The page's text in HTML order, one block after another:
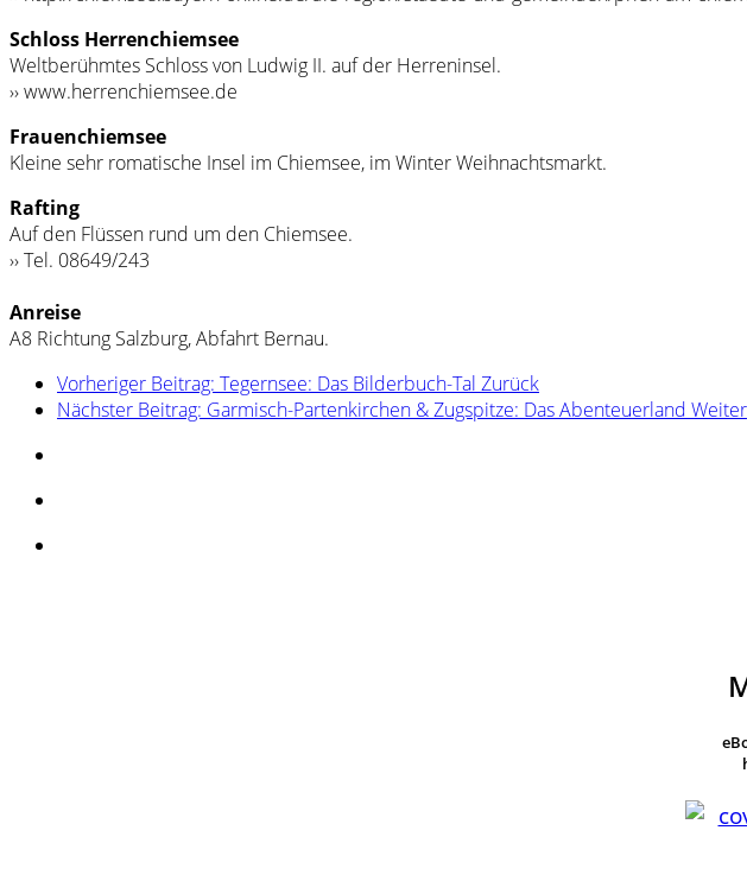
Schloss Herrenchiemsee
Weltberühmtes Schloss von Ludwig II. auf der Herreninsel.
›› www.herrenchiemsee.de
Frauenchiemsee
Kleine sehr romatische Insel im Chiemsee, im Winter Weihnachtsmarkt.
Rafting
Auf den Flüssen rund um den Chiemsee.
›› Tel. 08649/243
Anreise
A8 Richtung Salzburg, Abfahrt Bernau.
Vorheriger Beitrag: Tegernsee: Das Bilderbuch-Tal Zurück
Nächster Beitrag: Garmisch-Partenkirchen & Zugspitze: Das Abenteuerland Weiter